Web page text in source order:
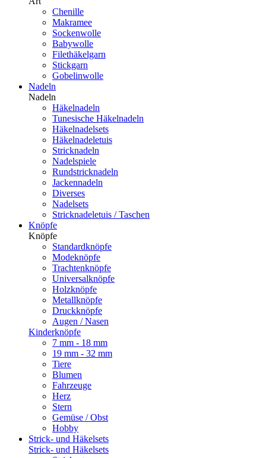
Chenille
Makramee
Sockenwolle
Babywolle
Filethäkelgarn
Stickgarn
Gobelinwolle
Nadeln
Nadeln
Häkelnadeln
Tunesische Häkelnadeln
Häkelnadelsets
Häkelnadeletuis
Stricknadeln
Nadelspiele
Rundstricknadeln
Jackennadeln
Diverses
Nadelsets
Stricknadeletuis / Taschen
Knöpfe
Knöpfe
Standardknöpfe
Modeknöpfe
Trachtenknöpfe
Universalknöpfe
Holzknöpfe
Metallknöpfe
Druckknöpfe
Augen / Nasen
Kinderknöpfe
7 mm - 18 mm
19 mm - 32 mm
Tiere
Blumen
Fahrzeuge
Herz
Stern
Gemüse / Obst
Hobby
Strick- und Häkelsets
Strick- und Häkelsets